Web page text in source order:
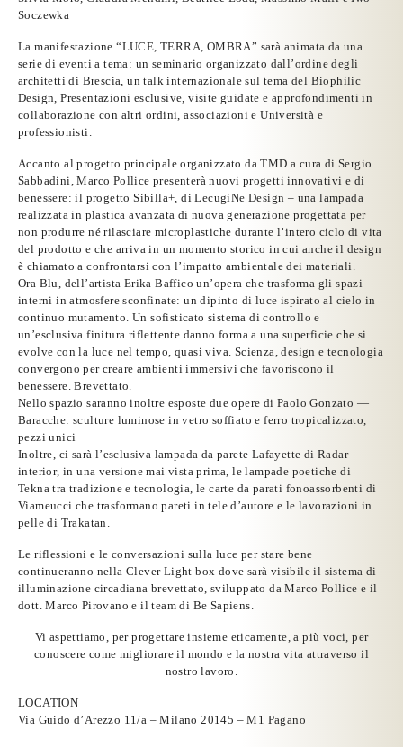
Soczewka
La manifestazione “LUCE, TERRA, OMBRA” sarà animata da una
serie di eventi a tema: un seminario organizzato dall’ordine degli
architetti di Brescia,un talk internazionale sul tema del Biophilic
Design, Presentazioni esclusive,visite guidate e approfondimenti in
collaborazione con altri ordini, associazioni e Università e
professionisti.
Accanto al progetto principale organizzato da TMD a cura di Sergio
Sabbadini,Marco Pollice presenterà nuovi progetti innovativi e di
benessere: il progettoSibilla+, diLecugiNe Design – una lampada
realizzata in plastica avanzata di nuova generazione progettata per
non produrre né rilasciare microplastiche durante l’intero ciclo di vita
del prodotto e che arriva in un momento storico in cui anche il design
è chiamato a confrontarsi con l’impatto ambientale dei materiali.
Ora Blu, dell’artista Erika Baffico un’opera che trasforma gli spazi
interni in atmosfere sconfinate: un dipinto di luce ispirato al cielo in
continuo mutamento. Un sofisticato sistema di controllo e
un’esclusiva finitura riflettente danno forma a una superficie che si
evolve con la luce nel tempo, quasi viva. Scienza, design e tecnologia
convergono per creare ambienti immersivi che favoriscono il
benessere. Brevettato.
Nello spazio saranno inoltre esposte due opere di Paolo Gonzato —
Baracche: sculture luminose in vetro soffiato e ferro tropicalizzato,
pezzi unici
Inoltre, ci sarà l’esclusiva lampada da parete Lafayette di Radar
interior, in una versione mai vista prima, le lampade poetiche di
Tekna tra tradizione e tecnologia, le carte da parati fonoassorbenti di
Viameucci che trasformano pareti in tele d’autore e le lavorazioni in
pelle di Trakatan.
Le riflessioni e le conversazioni sulla luce per stare bene
continueranno nella Clever Light box dove sarà visibile il sistema di
illuminazione circadiana brevettato, sviluppato da Marco Pollice e il
dott. Marco Pirovano e il team di Be Sapiens.
Vi aspettiamo, per progettare insieme eticamente, a più voci, per
conoscere come migliorare il mondo e la nostra vita attraverso il
nostro lavoro.
LOCATION
Via Guido d’Arezzo 11/a – Milano 20145 – M1 Pagano